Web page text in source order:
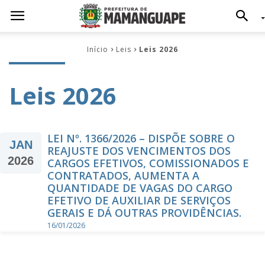
Início Leis Leis 2026
Leis 2026
JAN
2026
LEI Nº. 1366/2026 – DISPÕE SOBRE O
REAJUSTE DOS VENCIMENTOS DOS
CARGOS EFETIVOS, COMISSIONADOS E
CONTRATADOS, AUMENTA A
QUANTIDADE DE VAGAS DO CARGO
EFETIVO DE AUXILIAR DE SERVIÇOS
GERAIS E DÁ OUTRAS PROVIDÊNCIAS.
16/01/2026